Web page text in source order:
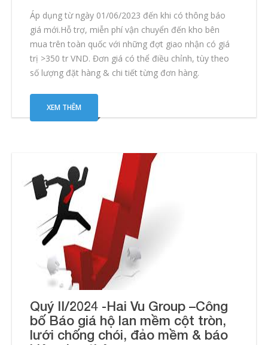
Áp dụng từ ngày 01/06/2023 đến khi có thông báo
giá mới.Hỗ trợ, miễn phí vận chuyển đến kho bên
mua trên toàn quốc với những đợt giao nhận có giá
trị >350 tr VND. Đơn giá có thể điều chỉnh, tùy theo
số lượng đặt hàng & chi tiết từng đơn hàng.
XEM THÊM
Quý II/2024 -Hai Vu Group –Công
bố Báo giá hộ lan mềm cột tròn,
lưới chống chói, đảo mềm & báo